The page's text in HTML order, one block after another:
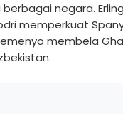
negara.
memperkuat
membela